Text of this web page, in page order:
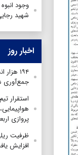
وجود
شهید
اخبار روز
۱۹۴
جمع‌آوری
استقرار
پروازی اربعین
ظرفیت
افزایش